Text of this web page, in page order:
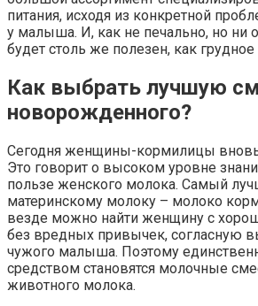
питания, исходя из конкретной
у малыша. И, как не печально, но ни
будет столь же полезен, как
Как выбрать лучшую
новорожденного?
Сегодня женщины-кормилицы
Это говорит о высоком уровне
пользе женского молока. Самый
материнскому молоку – молоко
везде можно найти женщину с
без вредных привычек, согласную
чужого малыша. Поэтому
средством становятся молочные
животного молока.